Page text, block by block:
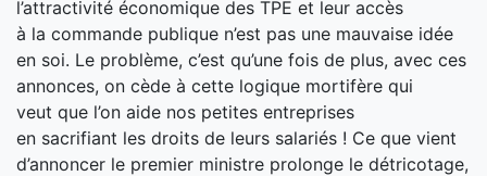
l’attractivité économique des TPE et leur accès
à la commande publique n’est pas une mauvaise idée
en soi. Le problème, c’est qu’une fois de plus, avec ces
annonces, on cède à cette logique mortifère qui
veut que l’on aide nos petites entreprises
en sacrifiant les droits de leurs salariés ! Ce que vient
d’annoncer le premier ministre prolonge le détricotage,